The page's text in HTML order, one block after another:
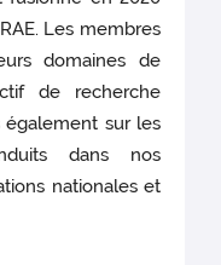
Les membres
domaines de
de recherche
également sur les
dans nos
nationales et